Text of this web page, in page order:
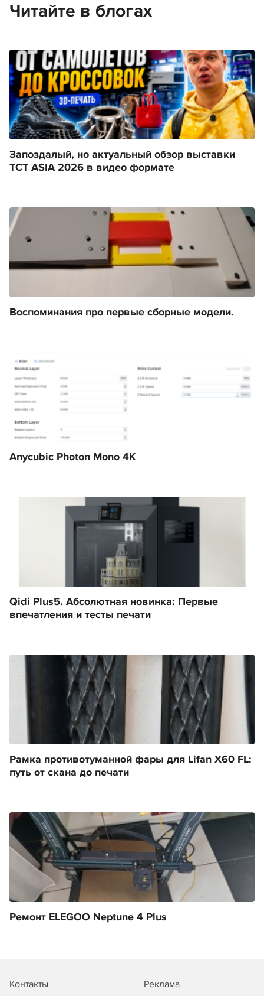
Читайте в блогах
Запоздалый, но актуальный обзор выставки
TCT ASIA 2026 в видео формате
Воспоминания про первые сборные модели.
Anycubic Photon Mono 4K
Qidi Plus5. Абсолютная новинка: Первые
впечатления и тесты печати
Рамка противотуманной фары для Lifan X60 FL:
путь от скана до печати
Ремонт ELEGOO Neptune 4 Plus
Контакты Реклама